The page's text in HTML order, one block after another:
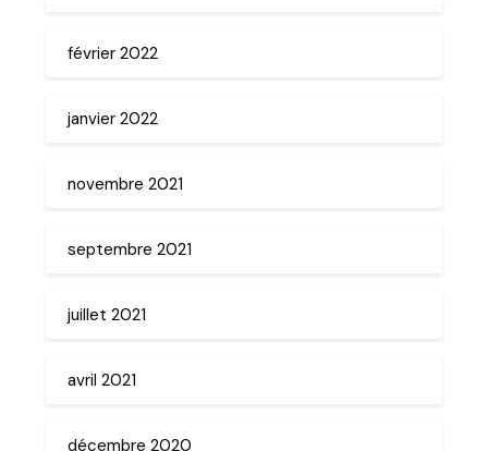
février 2022
janvier 2022
novembre 2021
septembre 2021
juillet 2021
avril 2021
décembre 2020